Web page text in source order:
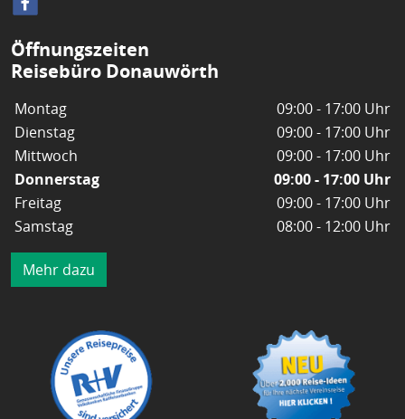
Öffnungszeiten
Reisebüro Donauwörth
Montag
09:00 - 17:00 Uhr
Dienstag
09:00 - 17:00 Uhr
Mittwoch
09:00 - 17:00 Uhr
Donnerstag
09:00 - 17:00 Uhr
Freitag
09:00 - 17:00 Uhr
Samstag
08:00 - 12:00 Uhr
Mehr dazu